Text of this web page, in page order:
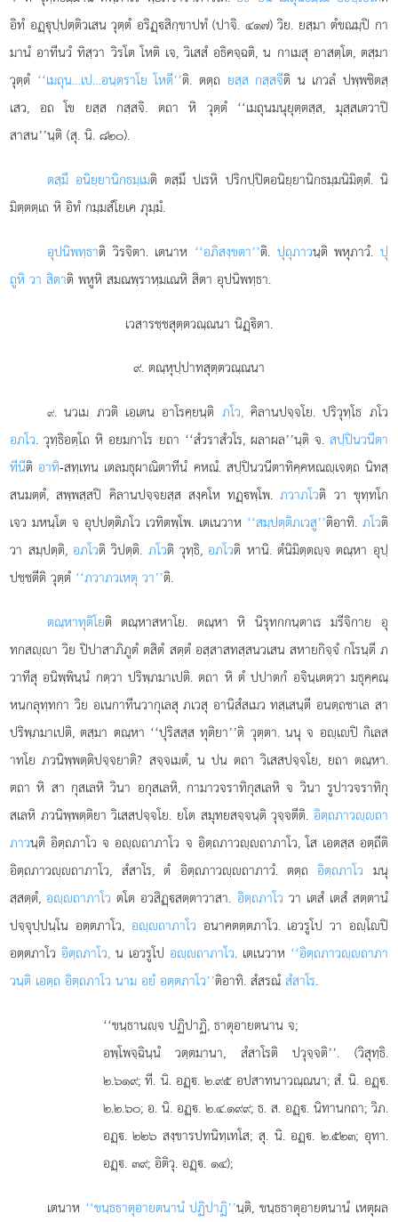
อิทํ อฏฺุปฺปตฺติวเสน วุตฺตํ อริฏฺสิกฺขาปทํ (ปาจิ. ๔๑๗) วิย. ยสฺมา ตํขณมฺปิ กา
มานํ อาทีนวํ ทิสฺวา วิรโต โหติ เจ, วิเสสํ อธิคจฺฉติ, น กาเมสุ อาสตฺโต, ตสฺมา
วุตฺตํ ‘‘เมถุน…เป…อนฺตราโย โหตี’’ติ. ตตฺถ ยสฺส กสฺสจีติ น เกวลํ ปพฺพชิตสฺ
เสว, อถ โข ยสฺส กสฺสจิ. ตถา หิ วุตฺตํ ‘‘เมถุนมนุยุตฺตสฺส, มุสฺสเตวาปิ
สาสน’’นฺติ (สุ. นิ. ๘๒๐).
ตสฺมึ อนิยฺยานิกธมฺเมติ ตสฺมึ ปเรหิ ปริกปฺปิตอนิยฺยานิกธมฺมนิมิตฺตํ. นิ
มิตฺตตฺเถ หิ อิทํ กมฺมสํโยเค ภุมฺมํ.
อุปนิพทฺธาติ วิรจิตา. เตนาห ‘‘อภิสงฺขตา’’ติ. ปุถุภาวนฺติ พหุภาวํ. ปุ
ถูหิ วา สิตาติ พหูหิ สมณพฺราหฺมเณหิ สิตา อุปนิพทฺธา.
เวสารชฺชสุตฺตวณฺณนา นิฏฺิตา.
๙. ตณฺหุปฺปาทสุตฺตวณฺณนา
๙. นวเม ภวติ เอเตน อาโรคฺยนฺติ ภโว,คิลานปจฺจโย. ปริวุทฺโธ ภโว
อภโว. วุทฺธิอตฺโถ หิ อยมกาโร ยถา ‘‘สํวราสํวโร, ผลาผล’’นฺติ จ. สปฺปินวนีตา
ทีนีติอาทิ-สทฺเทน เตลมธุผาณิตาทีนํ คหณํ. สปฺปินวนีตาทิคฺคหณฺเจตฺถ นิทสฺ
สนมตฺตํ, สพฺพสฺสปิ คิลานปจฺจยสฺส สงฺคโห ทฏฺพฺโพ.ภวาภโวติ วา ขุทฺทโก
เจว มหนฺโต จ อุปปตฺติภโว เวทิตพฺโพ. เตเนวาห ‘‘สมฺปตฺติภเวสู’’ติอาทิ. ภโวติ
วา สมฺปตฺติ, อภโวติ วิปตฺติ. ภโวติ วุทฺธิ,อภโวติ หานิ. ตํนิมิตฺตฺจ ตณฺหา อุปฺ
ปชฺชตีติ วุตฺตํ ‘‘ภวาภวเหตุ วา’’ติ.
ตณฺหาทุติโยติ ตณฺหาสหาโย. ตณฺหา หิ นิรุทกกนฺตาเร มรีจิกาย อุ
ทกสฺา วิย ปิปาสาภิภูตํ ตสิตํ สตฺตํ อสฺสาสทสฺสนวเสน สหายกิจฺจํ กโรนฺตี ภ
วาทีสุ อนิพฺพินฺนํ กตฺวา ปริพฺภมาเปติ. ตถา หิ ตํ ปปาตกํ อจินฺเตตฺวา มธุคฺคณฺ
หนกลุทฺทกา วิย อเนกาทีนวากุเลสุ ภเวสุ อานิสํสเมว ทสฺเสนฺตี อนตฺถชาเล สา
ปริพฺภมาเปติ, ตสฺมา ตณฺหา ‘‘ปุริสสฺส ทุติยา’’ติ วุตฺตา. นนุ จ อฺเปิ กิเลส
าทโย ภวนิพฺพตฺติปจฺจยาติ? สจฺจเมตํ, น ปน ตถา วิเสสปจฺจโย, ยถา ตณฺหา.
ตถา หิ สา กุสเลหิ วินา อกุสเลหิ, กามาวจราทิกุสเลหิ จ วินา รูปาวจราทิกุ
สเลหิ ภวนิพฺพตฺติยา วิเสสปจฺจโย. ยโต สมุทยสจฺจนฺติ วุจฺจตีติ. อิตฺถภาวฺถา
ภาวนฺติ อิตฺถภาโว จ อฺถาภาโว จ อิตฺถภาวฺถาภาโว, โส เอตสฺส อตฺถีติ
อิตฺถภาวฺถาภาโว, สํสาโร, ตํ อิตฺถภาวฺถาภาวํ. ตตฺถอิตฺถภาโว มนุ
สฺสตฺตํ,อฺถาภาโว ตโต อวสิฏฺสตฺตาวาสา. อิตฺถภาโว วา เตสํ เตสํ สตฺตานํ
ปจฺจุปฺปนฺโน อตฺตภาโว, อฺถาภาโว อนาคตตฺตภาโว. เอวรูโป วา อฺโปิ
อตฺตภาโวอิตฺถภาโว, น เอวรูโป อฺถาภาโว. เตเนวาห ‘‘อิตฺถภาวฺถาภา
วนฺติ เอตฺถ อิตฺถภาโว นาม อยํ อตฺตภาโว’’ติอาทิ. สํสรณํสํสาโร.
‘‘ขนฺธานฺจ ปฏิปาฏิ, ธาตุอายตนาน จ;
อพฺโพจฺฉินฺนํ วตฺตมานา, สํสาโรติ ปวุจฺจติ’’. (วิสุทฺธิ.
๒.๖๑๙; ที. นิ. อฏฺ. ๒.๙๕ อปสาทนาวณฺณนา; สํ. นิ. อฏฺ.
๒.๒.๖๐; อ. นิ. อฏฺ. ๒.๔.๑๙๙; ธ. ส. อฏฺ. นิทานกถา; วิภ.
อฏฺ. ๒๒๖ สงฺขารปทนิทฺเทโส; สุ. นิ. อฏฺ. ๒.๕๒๓; อุทา.
อฏฺ. ๓๙; อิติวุ. อฏฺ. ๑๔);
เตนาห ‘‘ขนฺธธาตุอายตนานํ ปฏิปาฏิ’’นฺติ, ขนฺธธาตุอายตนานํ เหตุผล